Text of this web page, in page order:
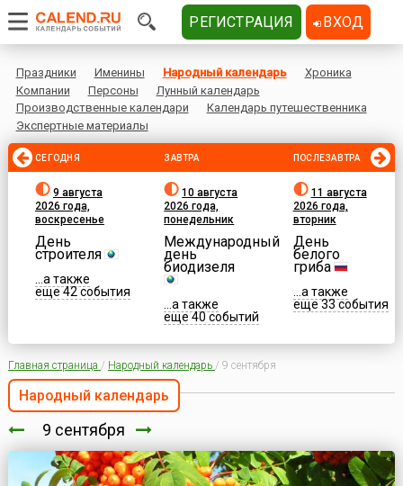
Праздники Именины Народный календарь
Хроника
Компании
Персоны
Лунный календарь
Производственные календари
Календарь путешественника
Экспертные материалы
СЕГОДНЯ
9 августа
2026 года,
воскресенье
День
строителя
...а также
еще 42 события
ЗАВТРА
10 августа
2026 года,
понедельник
Международный
день
биодизеля
...а также
еще 40 событий
ПОСЛЕЗАВТРА
11 августа
2026 года,
вторник
День
белого
гриба
...а также
еще 33 события
Главная страница / Народный календарь / 9 сентября
Народный календарь
9 сентября
РЕГИСТРАЦИЯ ВХОД